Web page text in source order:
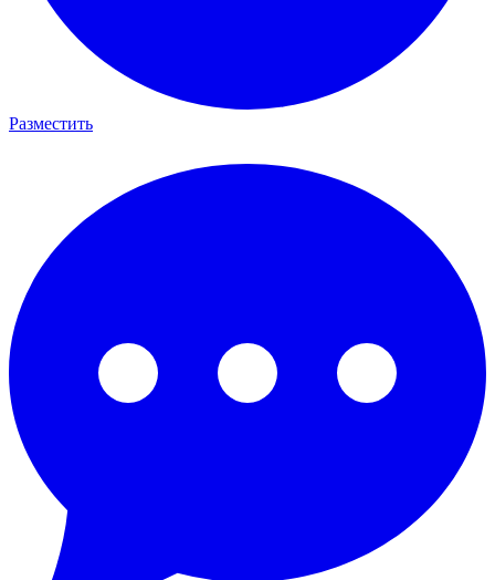
Разместить